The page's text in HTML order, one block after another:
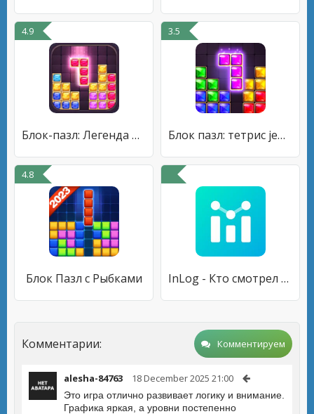
4.9
Блок-пазл: Легенда о самоцвете
3.5
Блок пазл: тетрис jewel 8*8
4.8
Блок Пазл с Рыбками InLog - Кто смотрел мой профиль Instagram
Комментарии: Комментируем
alesha-84763 18 December 2025 21:00
Это игра отлично развивает логику и внимание.
Графика яркая, а уровни постепенно